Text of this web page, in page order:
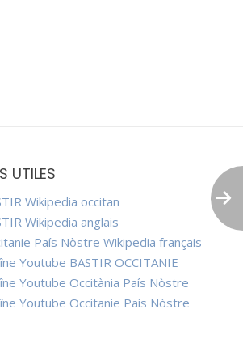
UTILES
Wikipedia occitan
Wikipedia anglais
País Nòstre Wikipedia français
Youtube BASTIR OCCITANIE
Youtube Occitània País Nòstre
Youtube Occitanie País Nòstre